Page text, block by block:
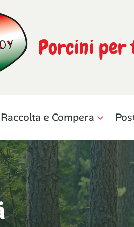
Porcini
Raccolta e Compera